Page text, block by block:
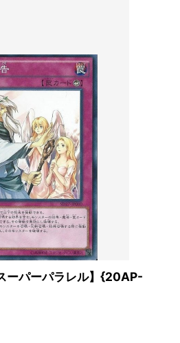
ーパーパラレル】{20AP-